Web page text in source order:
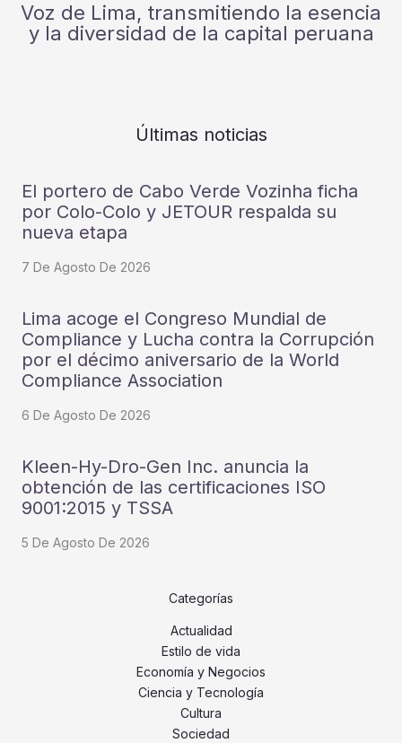
Voz de Lima, transmitiendo la esencia
y la diversidad de la capital peruana
Últimas noticias
El portero de Cabo Verde Vozinha ficha
por Colo-Colo y JETOUR respalda su
nueva etapa
7 De Agosto De 2026
Lima acoge el Congreso Mundial de
Compliance y Lucha contra la Corrupción
por el décimo aniversario de la World
Compliance Association
6 De Agosto De 2026
Kleen-Hy-Dro-Gen Inc. anuncia la
obtención de las certificaciones ISO
9001:2015 y TSSA
5 De Agosto De 2026
Categorías
Actualidad
Estilo de vida
Economía y Negocios
Ciencia y Tecnología
Cultura
Sociedad